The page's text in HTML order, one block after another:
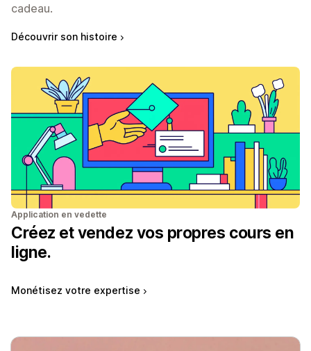
cadeau.
Découvrir son histoire
Application en vedette
Créez et vendez vos propres cours en
ligne.
Monétisez votre expertise